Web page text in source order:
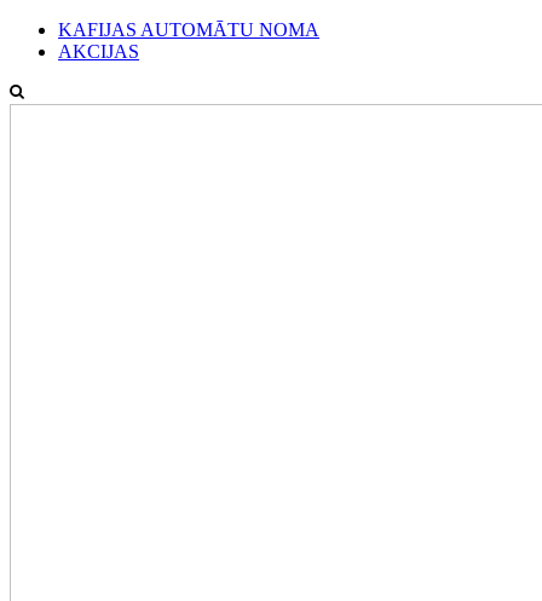
KAFIJAS AUTOMĀTU NOMA
AKCIJAS